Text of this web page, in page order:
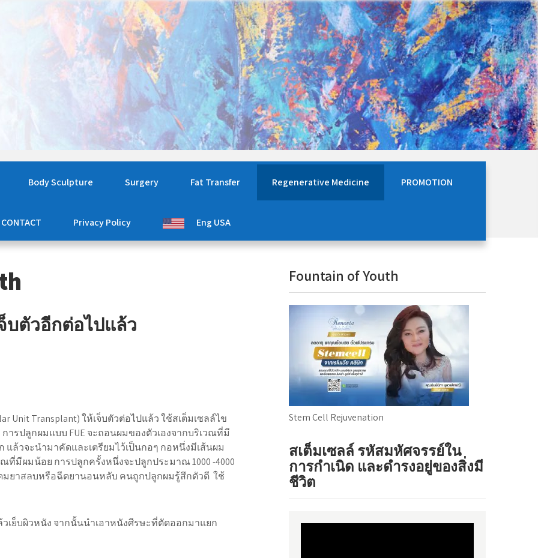
Body Sculpture Surgery Fat Transfer Regenerative Medicine PROMOTION
CONTACT Privacy Policy Eng USA
บตัวอีกต่อไปแล้ว
Unit Transplant) ให้เจ็บตัวต่อไปแล้ว ใช้สเต็มเซลล์ไข
รปลูกผมแบบ FUE จะถอนผมของตัวเองจากบริเวณที่มี
ล้วจะนำมาคัดและเตรียมไว้เป็นกอๆ กอหนึ่งมีเส้นผม
มีผมน้อย การปลูกครั้งหนึ่งจะปลูกประมาณ 1000 -4000
มยาสลบหรือฉีดยานอนหลับ คนถูกปลูกผมรู้สึกตัวดี ใช้
เย็บผิวหนัง จากนั้นนำเอาหนังศีรษะที่ตัดออกมาแยก
Fountain of Youth
Stem Cell Rejuvenation
สเต็มเซลล์ รหัสมหัศจรรย์ใน
การกำเนิด และดำรงอยู่ของสิ่งมี
ชีวิต